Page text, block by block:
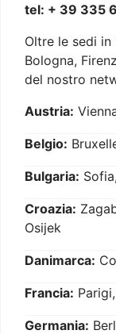
tel: + 39 335
Oltre le sedi in
Bologna,
del nostro
Austria:
Belgio:
Bulgaria:
Croazia:
Osijek
Danimarca:
Francia:
Germania: